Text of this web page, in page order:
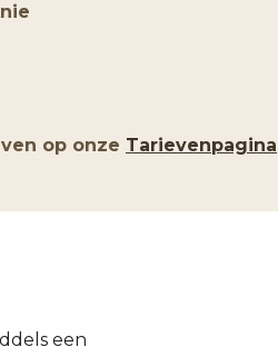
op onze Tarievenpagina
een